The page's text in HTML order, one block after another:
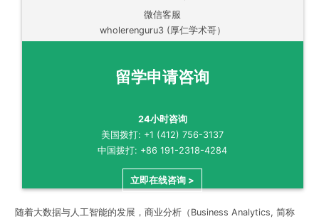
微信客服
wholerenguru3 (厚仁学术哥）
留学申请咨询
24小时咨询
美国拨打: +1 (412) 756-3137
中国拨打: +86 191-2318-4284
立即在线咨询 >
随着大数据与人工智能的发展，商业分析（Business Analytics, 简称